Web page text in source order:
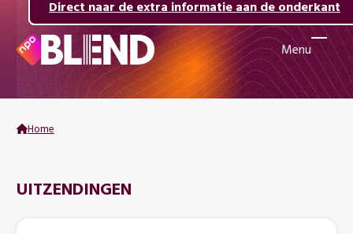
Direct naar de inhoud
Direct naar de hoofdnavigatie
Direct naar de extra informatie aan de onderkant
Menu
vanHome
UITZENDINGEN